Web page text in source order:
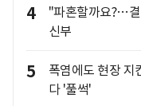
4
"파혼할까요?…결
신부
5
폭염에도 현장
다 '풀썩'